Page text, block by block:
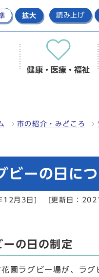
拡大 読み上げ
健康・医療・福祉
市の紹介・みどころ
ビーの日に
12月3日] [更新日：
ーの日の制定
園ラグビー場が、ラ